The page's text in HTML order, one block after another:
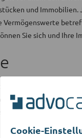
und Immobilien.
Vermögenswerte
Sie sich und Ihre
und Immobilienrecht
Partner-Netzwerk für
und leicht verständlich
Cookie-